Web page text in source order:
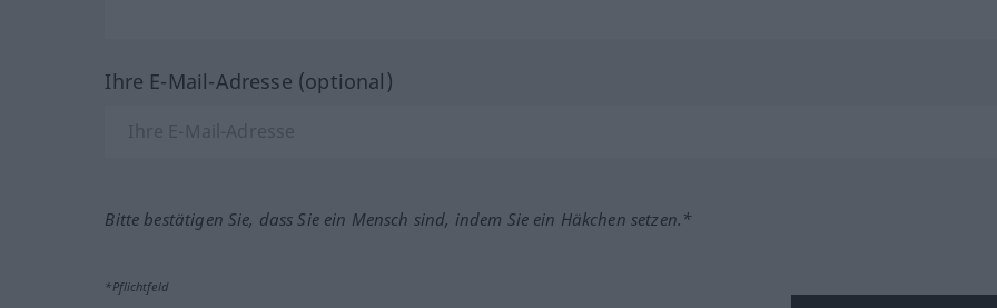
Ihre E-Mail-Adresse (optional)
Bitte bestätigen Sie, dass Sie ein Mensch sind, indem Sie ein Häkchen setzen.*
*Pflichtfeld